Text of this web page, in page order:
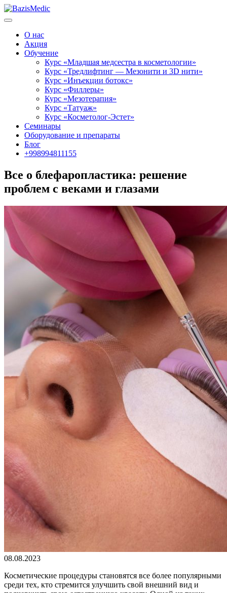
О нас
Акция
Обучение
Курс «Младшая медсестра в косметологии»
Курс «Тредлифтинг — Мезонити и 3D нити»
Курс «Инъекции ботокс»
Курс «Филлеры»
Курс «Мезотерапия»
Курс «Татуаж»
Курс «Косметолог-Эстет»
Семинары
Оборудование и препараты
Блог
+998994811155
Все о блефаропластика: решение
проблем с веками и глазами
08.08.2023
Косметические процедуры становятся все более популярными
среди тех, кто стремится улучшить свой внешний вид и